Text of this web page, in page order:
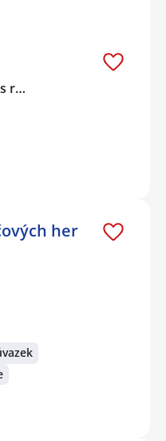
r…
her